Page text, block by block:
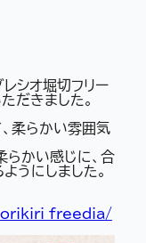
シオ堀切フリー
だきました。
柔らかい雰囲気
らかい感じに、合
うにしました。